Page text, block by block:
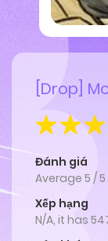
[Drop]
Đánh giá
Average 5 /5
Xếp hạng
N/A, it has